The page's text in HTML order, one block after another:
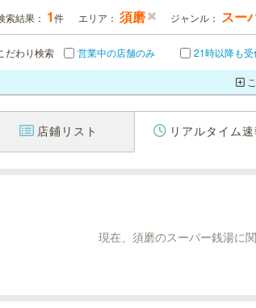
索結果： 1件 エリア： 須磨 ジャンル： スー
だわり検索 営業中の店舗のみ 21時以降も受
店鋪リスト リアルタイム速
現在、須磨のスーパー銭湯に